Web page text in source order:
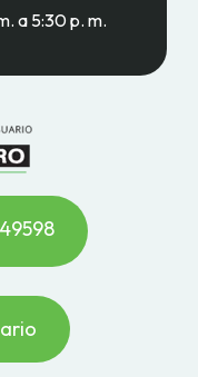
a 5:30 p. m.